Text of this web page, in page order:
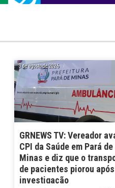
3 de agosto de 2026
GRNEWS TV: Vereador
CPI da Saúde em Pará de
Minas e diz que o
de pacientes piorou após
investigação